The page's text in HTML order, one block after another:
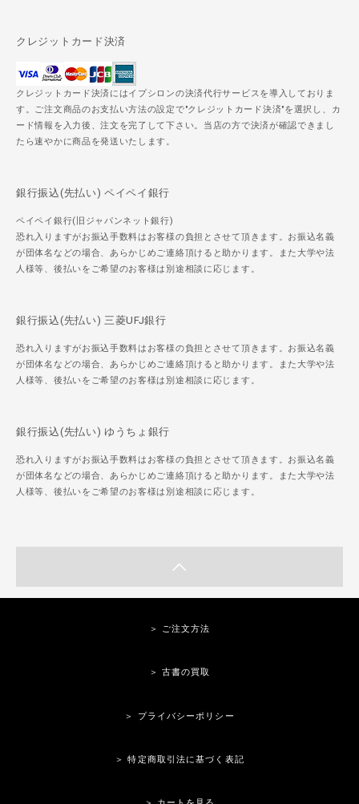
クレジットカード決済
クレジットカード決済にはイプシロンの決済代行サービスを導入しておりま
す。ご注文商品のお支払い方法の設定で"クレジットカード決済"を選択し、カ
ード情報を入力後、注文を完了して下さい。当店の方で決済が確認できまし
たら速やかに商品を発送いたします。
銀行振込(先払い) ペイペイ銀行
ペイペイ銀行(旧ジャパンネット銀行)
恐れ入りますがお振込手数料はお客様の負担とさせて頂きます。お振込名義
が団体名などの場合、あらかじめご連絡頂けると助かります。また大学や法
人様等、後払いをご希望のお客様は別途相談に応じます。
銀行振込(先払い) 三菱UFJ銀行
恐れ入りますがお振込手数料はお客様の負担とさせて頂きます。お振込名義
が団体名などの場合、あらかじめご連絡頂けると助かります。また大学や法
人様等、後払いをご希望のお客様は別途相談に応じます。
銀行振込(先払い) ゆうちょ銀行
恐れ入りますがお振込手数料はお客様の負担とさせて頂きます。お振込名義
が団体名などの場合、あらかじめご連絡頂けると助かります。また大学や法
人様等、後払いをご希望のお客様は別途相談に応じます。
＞ ご注文方法
＞ 古書の買取
＞ プライバシーポリシー
＞ 特定商取引法に基づく表記